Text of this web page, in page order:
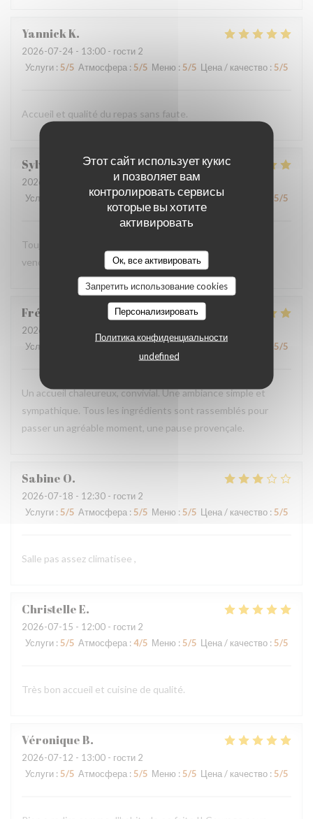
Этот сайт использует кукис
и позволяет вам
контролировать сервисы
которые вы хотите
активировать
Ок, все активировать
Запретить использование cookies
Персонализировать
Политика конфиденциальности
undefined
YannickK
2026-07-24 - 13:00 - гости 2
Услуги : 5/5 Атмосфера : 5/5 Меню : 5/5 Цена / качество : 5/5
Accueil et qualité du repas sans faute.
Sylvie
2026-07-24
- 12:30 - гости 2
Услуги
Атмосфера: 5/5 Меню :5/5 Цена / качество 5/5
Toujours aussi délicieux comme à chaque fois que nous
venons.
Frédéric
2026-07-18
Услуги
Меню 5 5/5
Un accueil chaleureux, convivial. Une ambiance simple et
sympathique. Tous les ingrédients sont rassemblés pour
passer un agréable moment, une pause provençale.
Sabine O
2026-07-18 - 12:30 - гости 2
Услуги : 5/5 Атмосфера : 5/5 Меню : 5/5 Цена / качество :5/5
Salle pas assez climatisee ,
ChristelleE
2026-07-15 - 12:00 - гости 2
Услуги : 5/5 Атмосфера : 4/5 Меню : 5/5 Цена / качество : 5/5
Très bon accueil et cuisine de qualité.
VéroniqueB
2026-07-12 - 13:00 - гости 2
Услуги : 5/5 Атмосфера : 5/5 Меню : 5/5 Цена / качество : 5/5